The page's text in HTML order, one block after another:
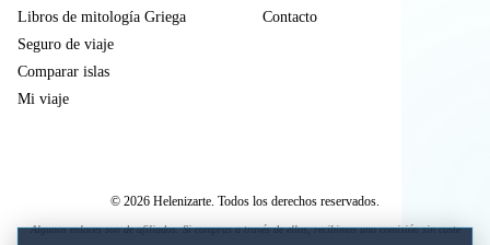
Libros de mitología Griega
Seguro de viaje
Comparar islas
Mi viaje
Contacto
© 2026 Helenizarte. Todos los derechos reservados.
Algunos enlaces son de afiliados. Si compras a través de ellos, recibimos una comisión sin coste